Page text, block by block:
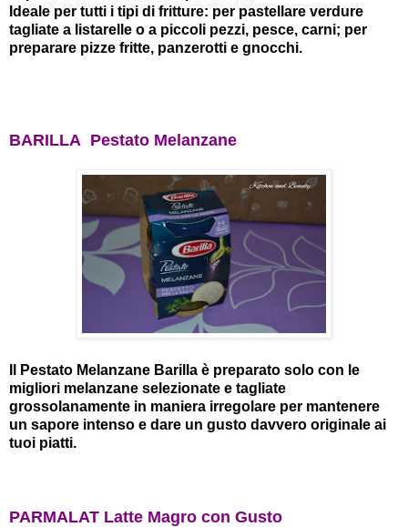
Ideale per tutti i tipi di fritture: per pastellare verdure
tagliate a listarelle o a piccoli pezzi, pesce, carni; per
preparare pizze fritte, panzerotti e gnocchi.
BARILLA Pestato Melanzane
Il Pestato Melanzane Barilla è preparato solo con le
migliori melanzane selezionate e tagliate
grossolanamente in maniera irregolare per mantenere
un sapore intenso e dare un gusto davvero originale ai
tuoi piatti.
PARMALAT Latte Magro con Gusto